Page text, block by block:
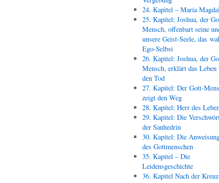
24. Kapitel – Maria
25. Kapitel: Joshua, der
Mensch, offenbart seine
unsere Geist-Seele, das
Ego-Selbst
26. Kapitel: Joshua, der
Mensch, erklärt das Leben
den Tod
27. Kapitel: Der Gott-
zeigt den Weg
28. Kapitel: Herr des
29. Kapitel: Die
der Sanhedrin
30. Kapitel: Die
des Gottmenschen
35. Kapitel – Die
Leidensgeschichte
36. Kapitel Nach der